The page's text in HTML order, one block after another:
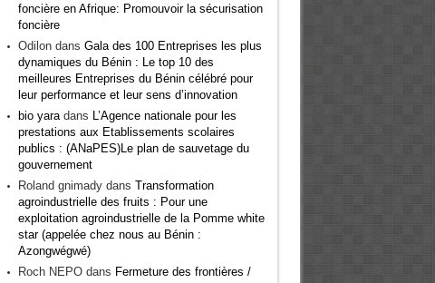
foncière en Afrique: Promouvoir la sécurisation
foncière
Odilondans Gala des 100 Entreprises les plus
dynamiques du Bénin : Le top 10 des
meilleures Entreprises du Bénin célébré pour
leur performance et leur sens d’innovation
bio yaradans L’Agence nationale pour les
prestations aux Etablissements scolaires
publics : (ANaPES)Le plan de sauvetage du
gouvernement
Roland gnimadydans Transformation
agroindustrielle des fruits : Pour une
exploitation agroindustrielle de la Pomme white
star (appelée chez nous au Bénin :
Azongwégwé)
Roch NEPOdans Fermeture des frontières /